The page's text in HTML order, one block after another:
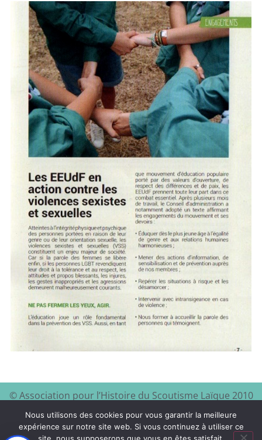
© Association pour l’Histoire du Scoutisme Laïque 2010
– 2024 – Site à visiter :EEDF–Mentions légales et
politique de confidentialité
Nous utilisons des cookies pour vous garantir la meilleure
expérience sur notre site web. Si vous continuez à utiliser ce